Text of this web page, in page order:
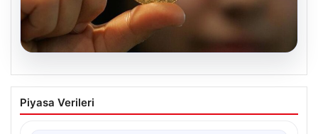
06.08.2026
22 Mayıs 2026 Güncel Altın Fiyatları ve
Analizi
Piyasa Verileri